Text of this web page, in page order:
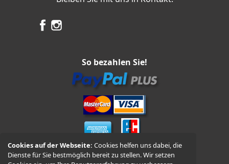
Cookies auf der Webseite:Cookies helfen uns dabei, die
Dienste für Sie bestmöglich bereit zu stellen. Wir setzen
So bezahlen Sie!
Vorkasse und Nachnahme